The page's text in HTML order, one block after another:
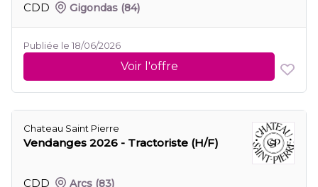
CDD
Gigondas (84)
Publiée le 18/06/2026
Voir l'offre
Chateau Saint Pierre
Vendanges 2026 - Tractoriste (H/F)
CDD Arcs (83)